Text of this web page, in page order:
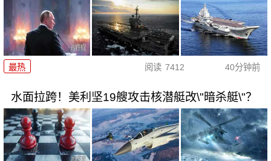
最热 阅读 7412 40分钟前
水面拉跨！美利坚19艘攻击核潜艇改\"暗杀艇\"？